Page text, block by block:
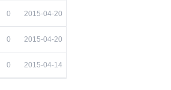
0 2015-04-20
0 2015-04-20
0 2015-04-14